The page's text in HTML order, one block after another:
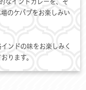
のケバブをお楽しみい
ンドの味をお楽しみく
ります。